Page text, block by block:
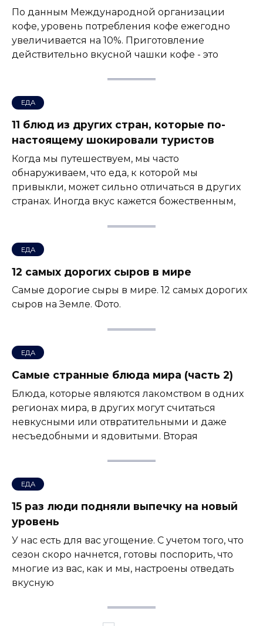
По данным Международной организации
кофе, уровень потребления кофе ежегодно
увеличивается на 10%. Приготовление
действительно вкусной чашки кофе - это
ЕДА
11 блюд из других стран, которые по-
настоящему шокировали туристов
Когда мы путешествуем, мы часто
обнаруживаем, что еда, к которой мы
привыкли, может сильно отличаться в других
странах. Иногда вкус кажется божественным,
ЕДА
12 cамых дорогих сыров в мире
Самые дорогие сыры в мире. 12 самых дорогих
сыров на Земле. Фото.
ЕДА
Самые странные блюда мира (часть 2)
Блюда, которые являются лакомством в одних
регионах мира, в других могут считаться
невкусными или отвратительными и даже
несъедобными и ядовитыми. Вторая
ЕДА
15 раз люди подняли выпечку на новый
уровень
У нас есть для вас угощение. С учетом того, что
сезон скоро начнется, готовы поспорить, что
многие из вас, как и мы, настроены отведать
вкусную